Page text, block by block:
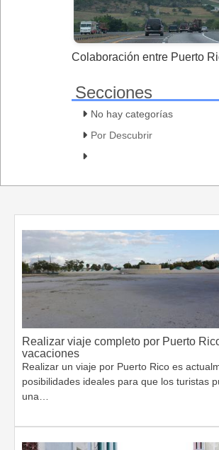
Colaboración entre Puerto
Secciones
No hay categorías
Por Descubrir
Realizar viaje completo por Puerto
vacaciones
Realizar un viaje por Puerto Rico es
posibilidades ideales para que los turistas
una…